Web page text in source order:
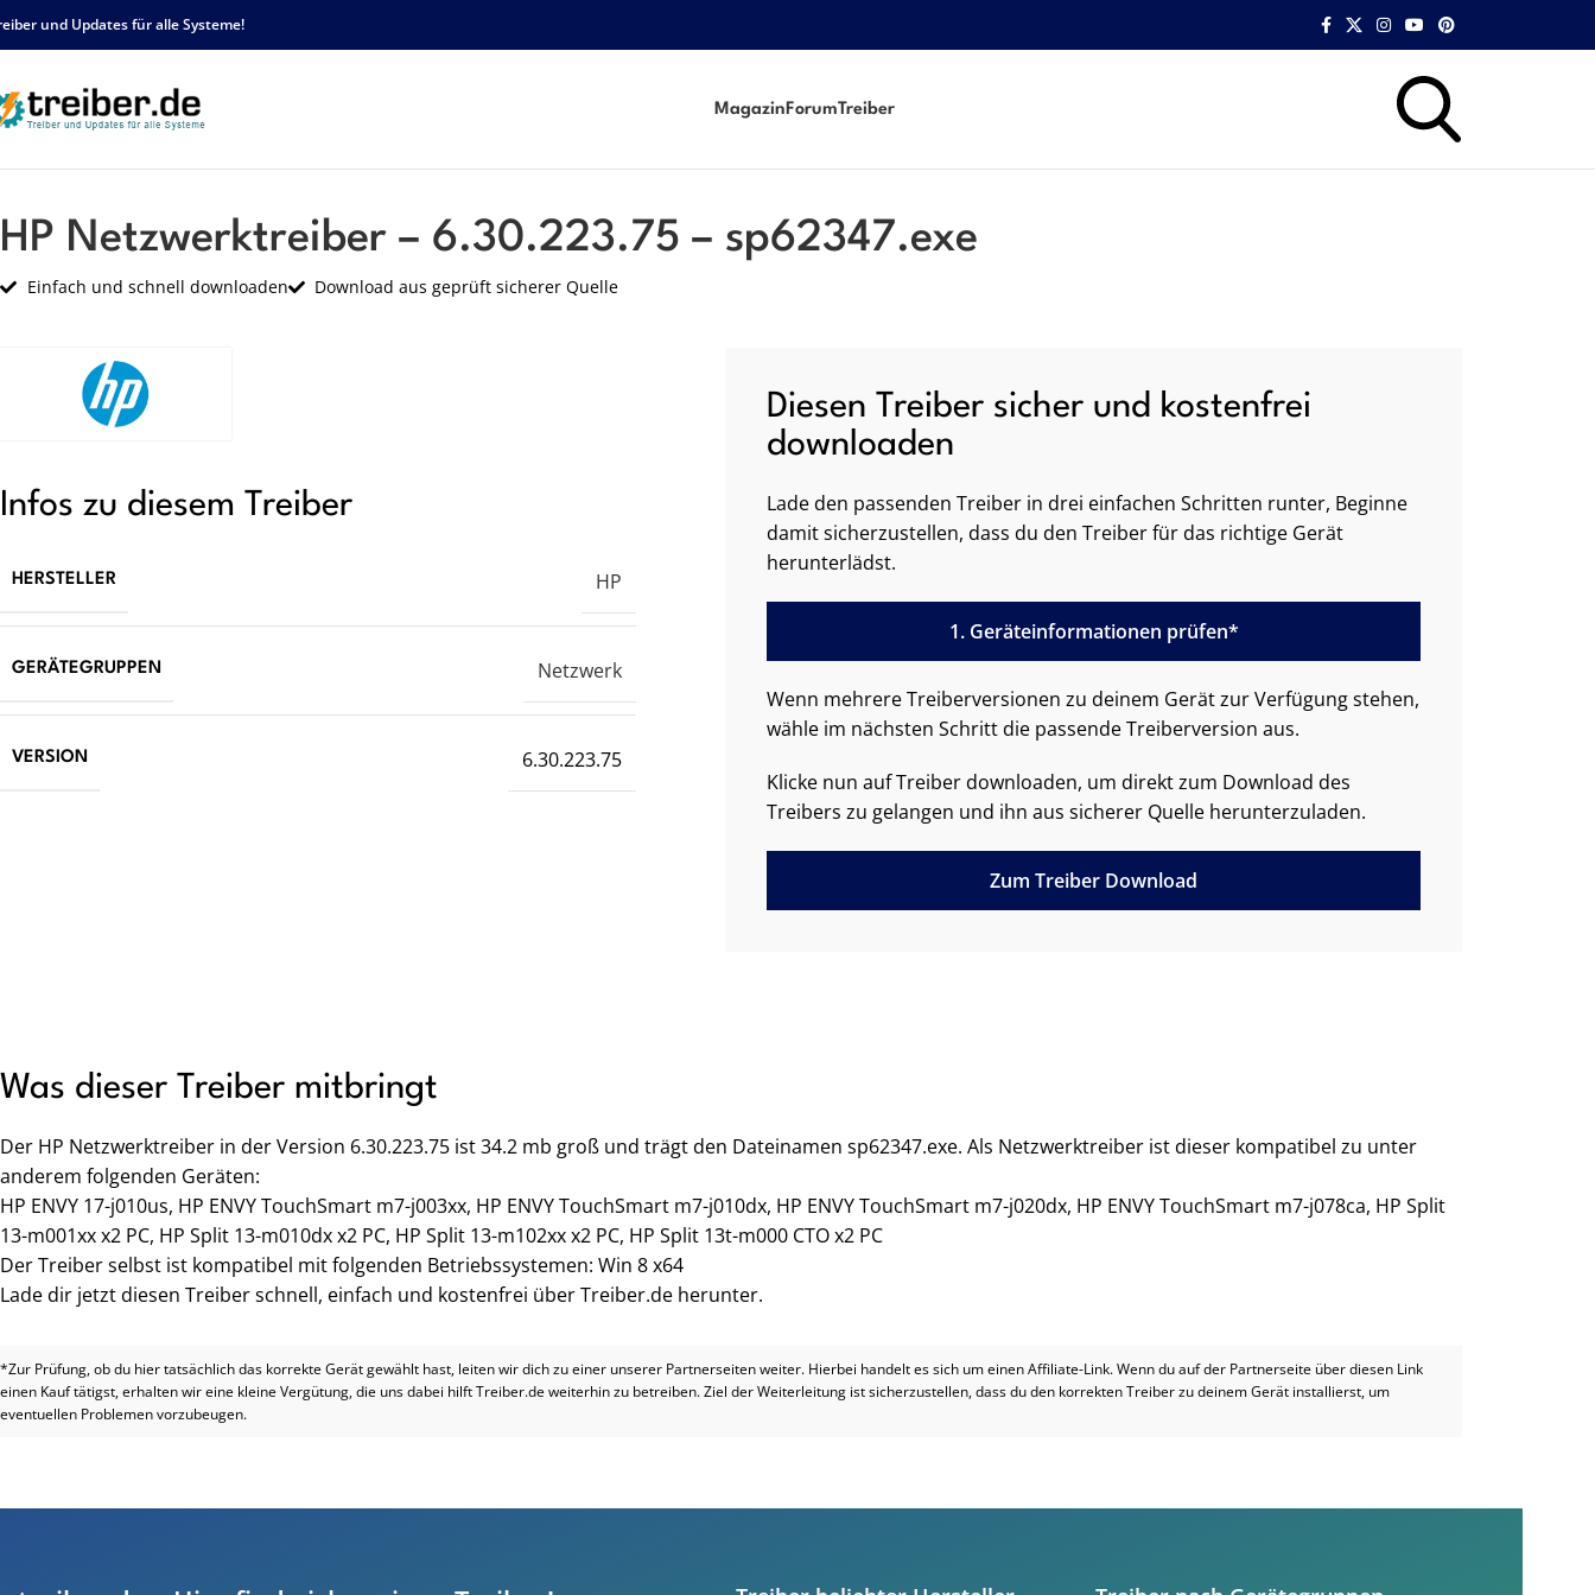
und Updates für alle Systeme!
Magazin ForumTreiber
HP Netzwerktreiber – 6.30.223.75 – sp62347.exe
Einfach und schnell downloaden Download aus geprüft sicherer Quelle
Infos zu diesem Treiber
HERSTELLER HP
GERÄTEGRUPPEN Netzwerk
VERSION 6.30.223.75
Diesen Treiber sicher und kostenfrei
downloaden
Lade den passenden Treiber in drei einfachen Schritten runter, Beginne
damit sicherzustellen, dass du den Treiber für das richtige Gerät
herunterlädst.
1. Geräteinformationen prüfen*
Wenn mehrere Treiberversionen zu deinem Gerät zur Verfügung stehen,
wähle im nächsten Schritt die passende Treiberversion aus.
Klicke nun auf Treiber downloaden, um direkt zum Download des
Treibers zu gelangen und ihn aus sicherer Quelle herunterzuladen.
Zum Treiber Download
Was dieser Treiber mitbringt
Der HP Netzwerktreiber in der Version 6.30.223.75 ist 34.2 mb groß und trägt den Dateinamen sp62347.exe. Als Netzwerktreiber ist dieser kompatibel zu unter
anderem folgenden Geräten:
HP ENVY 17-j010us, HP ENVY TouchSmart m7-j003xx, HP ENVY TouchSmart m7-j010dx, HP ENVY TouchSmart m7-j020dx, HP ENVY TouchSmart m7-j078ca, HP Split
13-m001xx x2 PC, HP Split 13-m010dx x2 PC, HP Split 13-m102xx x2 PC, HP Split 13t-m000 CTO x2 PC
Der Treiber selbst ist kompatibel mit folgenden Betriebssystemen: Win 8 x64
Lade dir jetzt diesen Treiber schnell, einfach und kostenfrei über Treiber.de herunter.
*Zur Prüfung, ob du hier tatsächlich das korrekte Gerät gewählt hast, leiten wir dich zu einer unserer Partnerseiten weiter. Hierbei handelt es sich um einen Affiliate-Link. Wenn du auf der Partnerseite über diesen Link
einen Kauf tätigst, erhalten wir eine kleine Vergütung, die uns dabei hilft Treiber.de weiterhin zu betreiben. Ziel der Weiterleitung ist sicherzustellen, dass du den korrekten Treiber zu deinem Gerät installierst, um
eventuellen Problemen vorzubeugen.